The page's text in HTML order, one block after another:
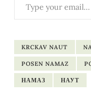
KRCKAV NAUT
POSEN NAMAZ
НАМАЗ НАУТ